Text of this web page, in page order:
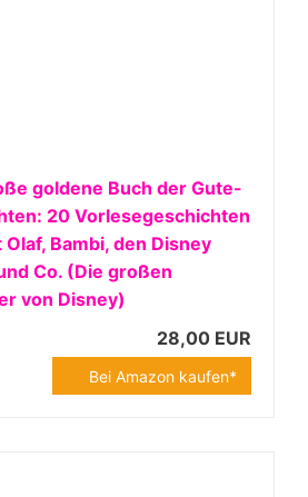
goldene Buch der Gute-
20 Vorlesegeschichten
Bambi, den Disney
Co. (Die großen
von Disney)
28,00 EUR
Bei Amazon kaufen*